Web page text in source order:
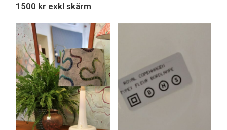
1500 kr exkl skärm